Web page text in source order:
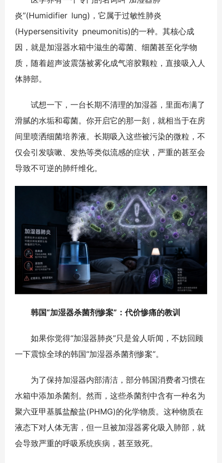
炎”(Humidifier lung)，它属于过敏性肺炎
(Hypersensitivity pneumonitis)的一种。其核心成
因，就是加湿器水箱中滋生的霉菌、细菌甚至化学物
质，随着超声波震荡被雾化成气溶胶颗粒，直接吸入人
体肺部。
试想一下，一台长期不清理的加湿器，里面布满了
滑腻的水垢和霉菌。你开启它的那一刻，就相当于在房
间里喷洒细菌培养液。长期吸入这些被污染的微粒，不
仅会引发咳嗽、发热等类似流感的症状，严重的甚至会
导致不可逆的肺纤维化。
韩国“加湿器杀菌剂惨案”：代价惨痛的教训
如果你觉得“加湿器肺炎”只是耸人听闻，不妨回顾
一下震惊全球的韩国“加湿器杀菌剂惨案”。
为了保持加湿器内部清洁，部分韩国消费者习惯在
水箱中添加杀菌剂。然而，这些杀菌剂中含有一种名为
聚六亚甲基胍盐酸盐(PHMG)的化学物质。这种物质在
液态下对人体无害，但一旦被加湿器雾化吸入肺部，就
会导致严重的呼吸系统疾病，甚至致死。